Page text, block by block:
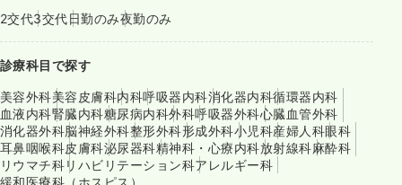
2交代3交代日勤のみ夜勤のみ
診療科目で探す
美容外科美容皮膚科内科呼吸器内科消化器内科循環器内科
血液内科腎臓内科糖尿病内科外科呼吸器外科心臓血管外科
消化器外科脳神経外科整形外科形成外科小児科産婦人科眼科
耳鼻咽喉科皮膚科泌尿器科精神科・心療内科放射線科麻酔科
リウマチ科リハビリテーション科アレルギー科